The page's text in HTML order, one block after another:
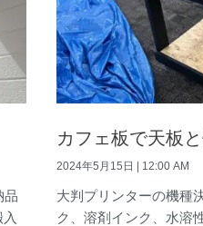
品
カフェ板で天板
2024年5月15日 12:00 AM
大判プリンターの機種
ク、溶剤インク、水溶